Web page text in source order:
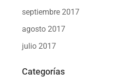
septiembre 2017
agosto 2017
julio 2017
Categorías